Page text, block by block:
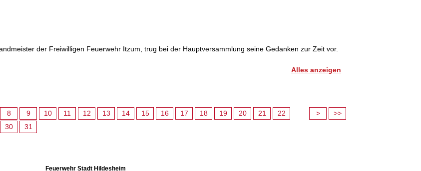
der Freiwilligen Feuerwehr Itzum, trug bei der Hauptversammlung seine Gedanken zur Zeit vor.
Alles anzeigen
8 9 10 11 12 13 14 15 16 17 18 19 20 21
22
30 31
> >>
Feuerwehr Stadt Hildesheim